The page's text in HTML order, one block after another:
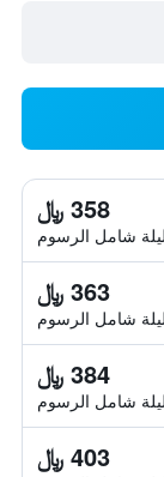
358 ﷼
شامل الرسوم
363 ﷼
شامل الرسوم
384 ﷼
شامل الرسوم
403 ﷼